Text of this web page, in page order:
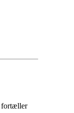
fortæller